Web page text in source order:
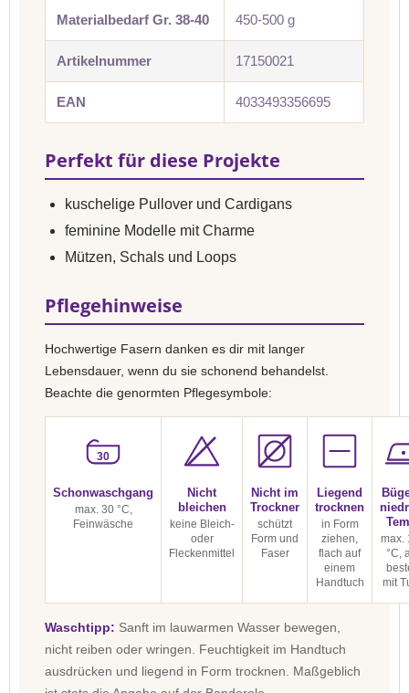
Materialbedarf Gr. 38-40 450-500 g
Artikelnummer 17150021
EAN 4033493356695
Perfekt für diese Projekte
kuschelige Pullover und Cardigans
feminine Modelle mit Charme
Mützen, Schals und Loops
Pflegehinweise
Hochwertige Fasern danken es dir mit langer
Lebensdauer, wenn du sie schonend behandelst.
Beachte die genormten Pflegesymbole:
30
Schonwaschgang
max. 30 °C,
Feinwäsche
Nicht
bleichen
keine Bleich-
oder
Fleckenmittel
Nicht im
Trockner
schützt
Form und
Faser
Liegend
trocknen
in Form
ziehen,
flach auf
einem
Handtuch
max.
°C,
mit
Waschtipp: Sanft im lauwarmen Wasser bewegen,
nicht reiben oder wringen. Feuchtigkeit im Handtuch
ausdrücken und liegend in Form trocknen. Maßgeblich